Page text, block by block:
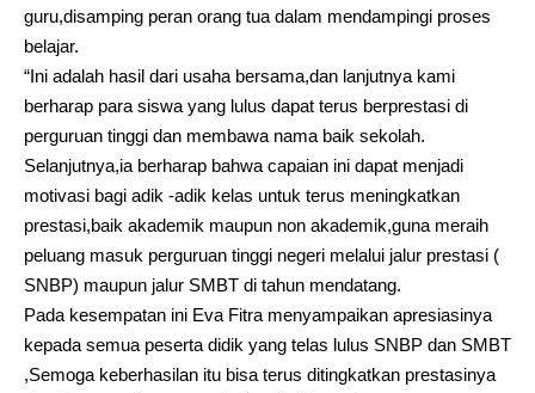
guru,disamping peran orang tua dalam mendampingi proses
belajar.
“Ini adalah hasil dari usaha bersama,dan lanjutnya kami
berharap para siswa yang lulus dapat terus berprestasi di
perguruan tinggi dan membawa nama baik sekolah.
Selanjutnya,ia berharap bahwa capaian ini dapat menjadi
motivasi bagi adik -adik kelas untuk terus meningkatkan
prestasi,baik akademik maupun non akademik,guna meraih
peluang masuk perguruan tinggi negeri melalui jalur prestasi (
SNBP) maupun jalur SMBT di tahun mendatang.
Pada kesempatan ini Eva Fitra menyampaikan apresiasinya
kepada semua peserta didik yang telas lulus SNBP dan SMBT
,Semoga keberhasilan itu bisa terus ditingkatkan prestasinya